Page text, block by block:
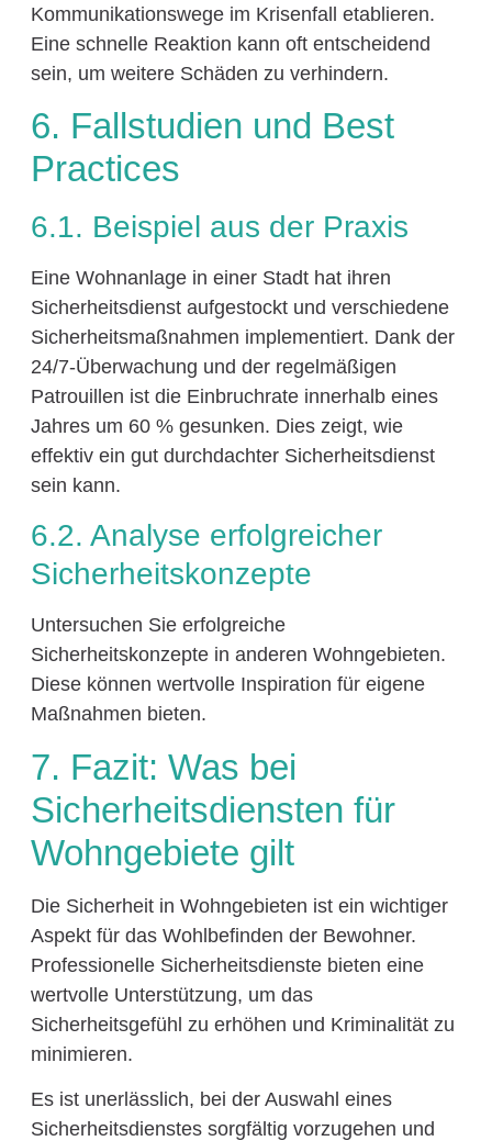
Kommunikationswege im Krisenfall etablieren.
Eine schnelle Reaktion kann oft entscheidend
sein, um weitere Schäden zu verhindern.
6. Fallstudien und Best
Practices
6.1. Beispiel aus der Praxis
Eine Wohnanlage in einer Stadt hat ihren
Sicherheitsdienst aufgestockt und verschiedene
Sicherheitsmaßnahmen implementiert. Dank der
24/7-Überwachung und der regelmäßigen
Patrouillen ist die Einbruchrate innerhalb eines
Jahres um 60 % gesunken. Dies zeigt, wie
effektiv ein gut durchdachter Sicherheitsdienst
sein kann.
6.2. Analyse erfolgreicher
Sicherheitskonzepte
Untersuchen Sie erfolgreiche
Sicherheitskonzepte in anderen Wohngebieten.
Diese können wertvolle Inspiration für eigene
Maßnahmen bieten.
7. Fazit: Was bei
Sicherheitsdiensten für
Wohngebiete gilt
Die Sicherheit in Wohngebieten ist ein wichtiger
Aspekt für das Wohlbefinden der Bewohner.
Professionelle Sicherheitsdienste bieten eine
wertvolle Unterstützung, um das
Sicherheitsgefühl zu erhöhen und Kriminalität zu
minimieren.
Es ist unerlässlich, bei der Auswahl eines
Sicherheitsdienstes sorgfältig vorzugehen und